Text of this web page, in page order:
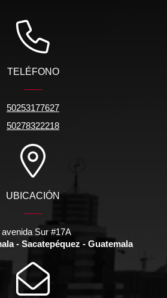
TELÉFONO
50253177627
50278322218
UBICACIÓN
avenida Sur #17A
- Sacatepéquez - Guatemala